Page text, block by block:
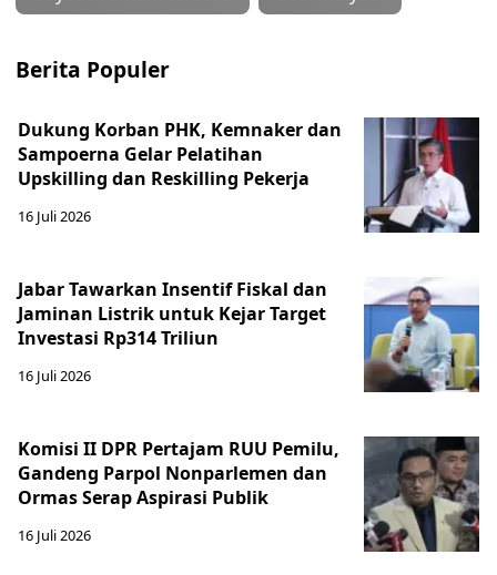
Berita Populer
Dukung Korban PHK, Kemnaker dan
Sampoerna Gelar Pelatihan
Upskilling dan Reskilling Pekerja
16 Juli 2026
Jabar Tawarkan Insentif Fiskal dan
Jaminan Listrik untuk Kejar Target
Investasi Rp314 Triliun
16 Juli 2026
Komisi II DPR Pertajam RUU Pemilu,
Gandeng Parpol Nonparlemen dan
Ormas Serap Aspirasi Publik
16 Juli 2026